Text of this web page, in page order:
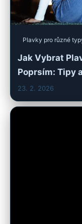
Plavky pro různé
Jak Vybrat
Poprsím: Tipy
23. 2. 2026